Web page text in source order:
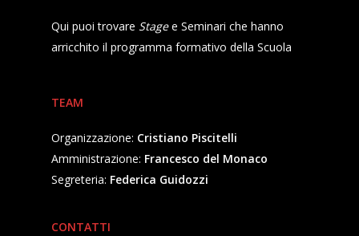
Qui puoi trovare Stagee Seminari che hanno
arricchito il programma formativo della Scuola
TEAM
Organizzazione: Cristiano Piscitelli
Amministrazione: Francesco del Monaco
Segreteria: Federica Guidozzi
CONTATTI